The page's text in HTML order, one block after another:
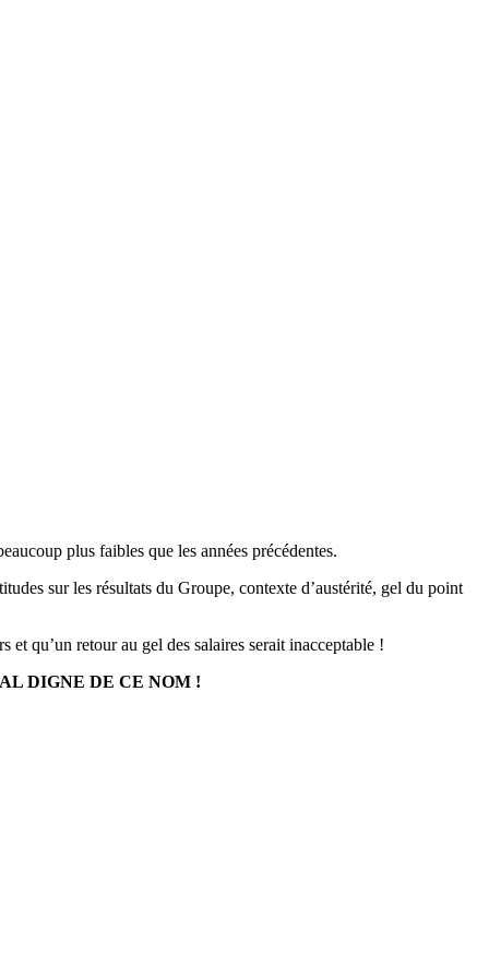
plus faibles que les années précédentes.
sur les résultats du Groupe, contexte d’austérité, gel du point
qu’un retour au gel des salaires serait inacceptable !
DIGNE DE CE NOM !